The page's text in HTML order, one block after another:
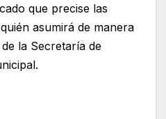
que precise las
asumirá de manera
la Secretaría de